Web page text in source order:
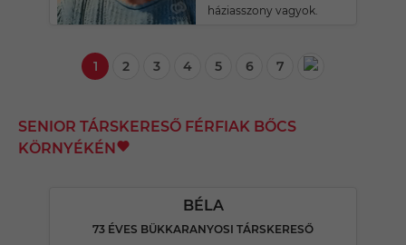
háziasszony vagyok.
1 2 3 4 5 6 7
SENIOR TÁRSKERESŐ FÉRFIAK BŐCS
KÖRNYÉKÉN
BÉLA
73 ÉVES BÜKKARANYOSI TÁRSKERESŐ